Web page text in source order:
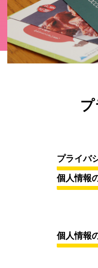
プライバ
個人情報
個人情報